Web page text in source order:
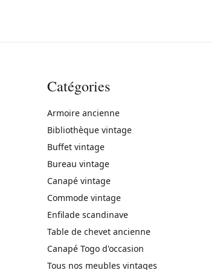
Catégories
Armoire ancienne
Bibliothèque vintage
Buffet vintage
Bureau vintage
Canapé vintage
Commode vintage
Enfilade scandinave
Table de chevet ancienne
Canapé Togo d'occasion
Tous nos meubles vintages